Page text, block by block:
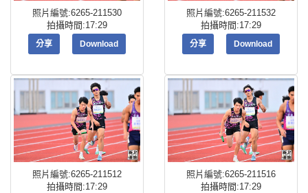
照片編號:6265-211530
拍攝時間:17:29
分享 Download
照片編號:6265-211532
拍攝時間:17:29
分享 Download
照片編號:6265-211512
拍攝時間:17:29
照片編號:6265-211516
拍攝時間:17:29